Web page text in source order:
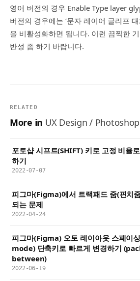
영어 버전의 경우 Enable Type layer
버전의 경우에는 ‘문자 레이어 글리프
을 비활성화하면 됩니다. 이런 끔찍한
반성 좀 하기 바랍니다.
RELATED
More in UX Design / Photoshop
포토샵 시프트(SHIFT) 키로 고정 비율
하기
2022-07-07
피그마(Figma)에서 트랙패드 줌(핀치
되는 문제
2022-04-24
피그마(Figma) 오토 레이아웃 스페이
mode) 단축키로 빠르게 변경하기
between)
2022-06-19